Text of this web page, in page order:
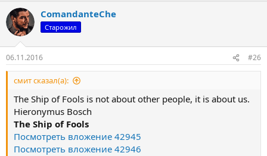
ComandanteChe
Старожил
06.11.2016 #26
смит сказал(а):
The Ship of Fools is not about other people, it is about us.
Hieronymus Bosch
The Ship of Fools
Посмотреть вложение 42945
Посмотреть вложение 42946